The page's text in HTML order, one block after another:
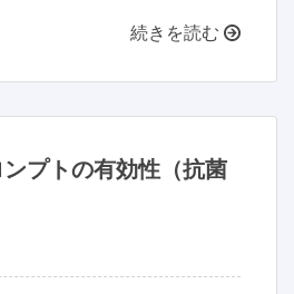
続きを読む
プトの有効性（抗菌